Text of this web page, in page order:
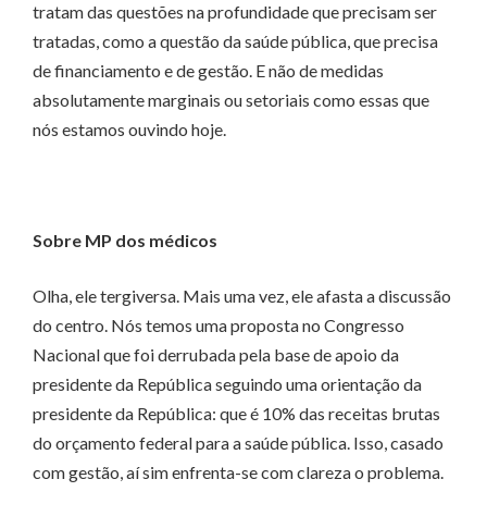
tratam das questões na profundidade que precisam ser
tratadas, como a questão da saúde pública, que precisa
de financiamento e de gestão. E não de medidas
absolutamente marginais ou setoriais como essas que
nós estamos ouvindo hoje.
Sobre MP dos médicos
Olha, ele tergiversa. Mais uma vez, ele afasta a discussão
do centro. Nós temos uma proposta no Congresso
Nacional que foi derrubada pela base de apoio da
presidente da República seguindo uma orientação da
presidente da República: que é 10% das receitas brutas
do orçamento federal para a saúde pública. Isso, casado
com gestão, aí sim enfrenta-se com clareza o problema.